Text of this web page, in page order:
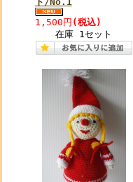
1,500円 (税込)
在庫 1セット